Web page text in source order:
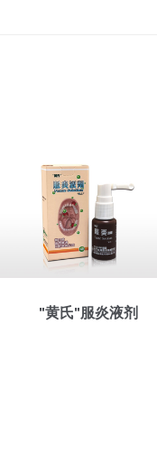
"黄氏"服炎液剂